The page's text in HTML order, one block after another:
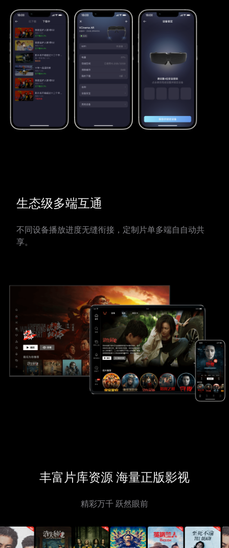
生态级多端互通
不同设备播放进度无缝衔接，定制片单多端自自动共
享。
丰富片库资源 海量正版影视
精彩万千 跃然眼前